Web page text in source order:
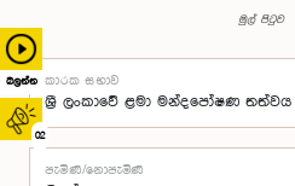
බලන්න
02
මුල් පිටුව
කාරක සභාව
පැමිණි/නොපැමිණි